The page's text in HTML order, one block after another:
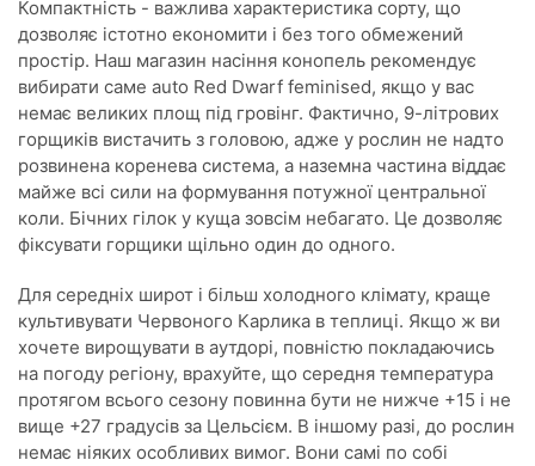
Компактність - важлива характеристика сорту, що
дозволяє істотно економити і без того обмежений
простір. Наш магазин насіння конопель рекомендує
вибирати саме auto Red Dwarf feminised, якщо у вас
немає великих площ під гровінг. Фактично, 9-літрових
горщиків вистачить з головою, адже у рослин не надто
розвинена коренева система, а наземна частина віддає
майже всі сили на формування потужної центральної
коли. Бічних гілок у куща зовсім небагато. Це дозволяє
фіксувати горщики щільно один до одного.
Для середніх широт і більш холодного клімату, краще
культивувати Червоного Карлика в теплиці. Якщо ж ви
хочете вирощувати в аутдорі, повністю покладаючись
на погоду регіону, врахуйте, що середня температура
протягом всього сезону повинна бути не нижче +15 і не
вище +27 градусів за Цельсієм. В іншому разі, до рослин
немає ніяких особливих вимог. Вони самі по собі